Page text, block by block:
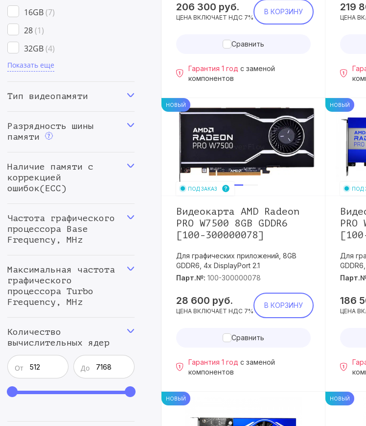
16GB 7
28 1
32GB 4
48GB 1
Показать еще
Тип видеопамяти
Разрядность шины
памяти
Наличие памяти с
коррекцией
ошибок(ECC)
Частота графического
процессора Base
Frequency, MHz
Максимальная частота
графического
процессора Turbo
Frequency, MHz
Количество
вычислительных ядер
От До
206 300 руб.
ЦЕНА ВКЛЮЧАЕТ НДС 7%
В КОРЗИНУ
Сравнить
Гарантия 1 год с заменой
компонентов
219
ЦЕНА
НОВЫЙ
ПОД ЗАКАЗ
Видеокарта AMD Radeon
PRO W7500 8GB GDDR6
[100-300000078]
Для графических приложений, 8GB
GDDR6, 4x DisplayPort 2.1
Парт.№: 100-300000078
28 600 руб.
ЦЕНА ВКЛЮЧАЕТ НДС 7%
В КОРЗИНУ
Сравнить
Гарантия 1 год с заменой
компонентов
НОВЫЙ
ПОД
PRO
Для
186
ЦЕНА
НОВЫЙ НОВЫЙ